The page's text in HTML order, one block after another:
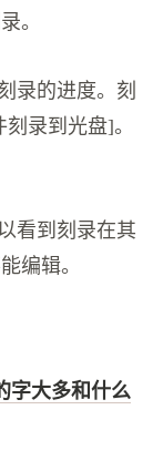
。
录的进度。刻
录到光盘]。
看到刻录在其
编辑。
字大多和什么